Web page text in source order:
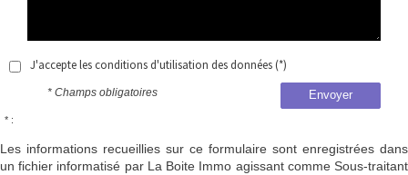
J'accepte les conditions d'utilisation des données (*)
Envoyer
* Champs obligatoires
* :
Les informations recueillies sur ce formulaire sont enregistrées dans
un fichier informatisé par La Boite Immo agissant comme Sous-traitant